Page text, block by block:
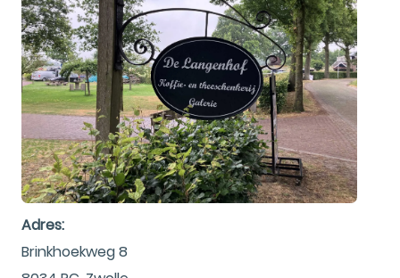
Adres:
Brinkhoekweg 8